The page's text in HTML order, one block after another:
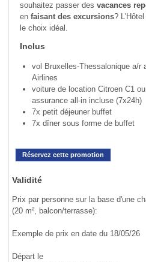
souhaitez passer desvacances
enfaisant des excursions?
le choix idéal.
Inclus
vol Bruxelles-Thessalonique a/r
Airlines
voiture de location Citroen C1
assurance all-in incluse (7x24h)
7x petit déjeuner buffet
7x dîner sous forme de buffet
Réservez cette promotion
Validité
Prix par personne sur la base d'une
(20 m², balcon/terrasse):
Exemple de prix en date du 18/05/26
Départ le